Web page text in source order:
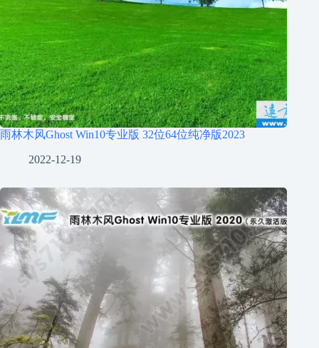
雨林木风Ghost Win10专业版 32位64位纯净版2023
2022-12-19